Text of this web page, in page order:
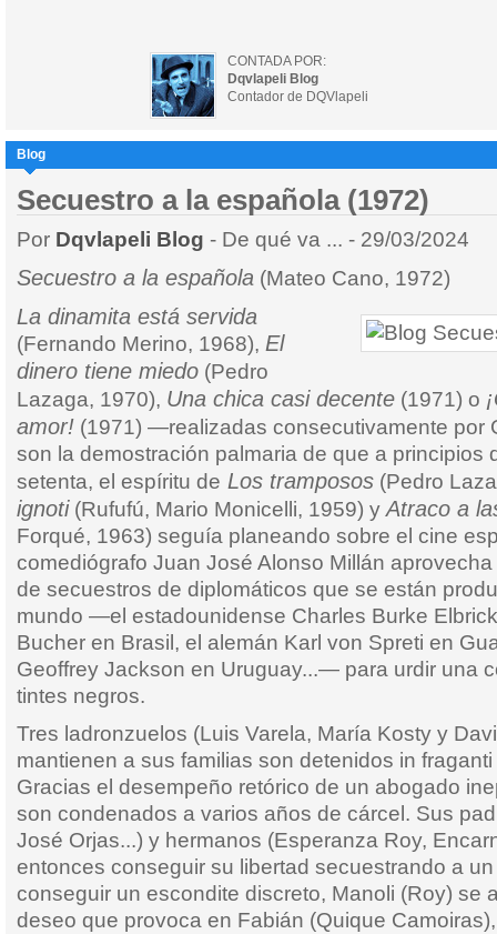
CONTADA POR:
Dqvlapeli Blog
Contador de DQVlapeli
Blog
Secuestro a la española (1972)
Por Dqvlapeli Blog - De qué va ... - 29/03/2024
Secuestro a la española (Mateo Cano, 1972)
La dinamita está servida
(Fernando Merino, 1968), El
dinero tiene miedo (Pedro
Lazaga, 1970), Una chica casi decente (1971) o
amor! (1971) —realizadas consecutivamente por
son la demostración palmaria de que a principios
setenta, el espíritu de Los tramposos (Pedro
ignoti(Rufufú, Mario Monicelli, 1959) y Atraco a
Forqué, 1963) seguía planeando sobre el cine
comediógrafo Juan José Alonso Millán
de secuestros de diplomáticos que se están
mundo —el estadounidense Charles Burke
Bucher en Brasil, el alemán Karl von Spreti en
Geoffrey Jackson en Uruguay...— para urdir una
tintes negros.
Tres ladronzuelos (Luis Varela, María Kosty y
mantienen a sus familias son detenidos in
Gracias el desempeño retórico de un abogado
son condenados a varios años de cárcel. Sus
José Orjas...) y hermanos (Esperanza Roy,
entonces conseguir su libertad secuestrando a
conseguir un escondite discreto, Manoli (Roy) se
deseo que provoca en Fabián (Quique